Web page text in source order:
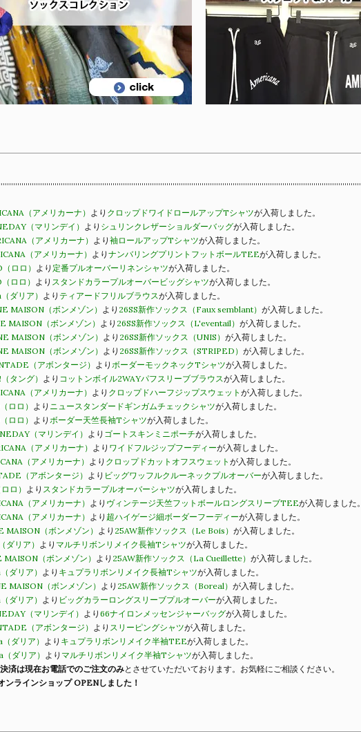
（アメリカーナ） より クロップドワイドロールアップTシャツが入荷しました。
（マリンデイ） より シュリンクレザーショルダーバッグが入荷しました。
（アメリカーナ） より 袖ロールアップTシャツが入荷しました。
（アメリカーナ） より ナンバリングプリントフットボールTEEが入荷しました。
ロロ） より 定番プルオーバーリネンシャツが入荷しました。
ロロ） より スタンドカラープルオーバービッグシャツが入荷しました。
ダリア） より ティアードフリルブラウスが入荷しました。
MAISON（ボンメゾン） より 26SS新作ソックス（Faux semblant） が入荷しました。
MAISON（ボンメゾン） より 26SS新作ソックス（L'eventail） が入荷しました。
MAISON（ボンメゾン） より 26SS新作ソックス（UNIS） が入荷しました。
MAISON（ボンメゾン） より 26SS新作ソックス（STRIPED） が入荷しました。
（アボンタージ） より ボーダーモックネックTシャツが入荷しました。
タング） より コットンボイル2WAYパフスリーブブラウスが入荷しました。
（アメリカーナ） より クロップドハーフジップスウェット が入荷しました。
ロロ） より ニュースタンダードギンガムチェックシャツが入荷しました。
ロロ） より ボーダー天竺長袖Tシャツが入荷しました。
（マリンデイ） より ゴートスキンミニポーチが入荷しました。
（アメリカーナ） より ワイドフルジップフーディーが入荷しました。
（アメリカーナ） より クロップドカットオフスウェット が入荷しました。
（アボンタージ） より ビッグワッフルクルーネックプルオーバーが入荷しました。
ロ） より スタンドカラープルオーバーシャツが入荷しました。
（アメリカーナ） より ヴィンテージ天竺フットボールロングスリーブTEEが入荷しました。
（アメリカーナ） より 超ハイゲージ細ボーダーフーディーが入荷しました。
MAISON（ボンメゾン） より 25AW新作ソックス（Le Bois） が入荷しました。
ダリア） より マルチリボンリメイク長袖Tシャツが入荷しました。
MAISON（ボンメゾン） より 25AW新作ソックス（La Cueillette） が入荷しました。
ダリア） より キュプラリボンリメイク長袖Tシャツが入荷しました。
MAISON（ボンメゾン） より 25AW新作ソックス（Boreal） が入荷しました。
ダリア） より ビッグカラーロングスリーブプルオーバーが入荷しました。
（マリンデイ） より 66ナイロンメッセンジャーバッグが入荷しました。
（アボンタージ） より スリーピングシャツが入荷しました。
ダリア） より キュプラリボンリメイク半袖TEEが入荷しました。
ダリア） より マルチリボンリメイク半袖Tシャツが入荷しました。
済は現在お電話でのご注文のみとさせていただいております。お気軽にご相談ください。
ンラインショップ OPENしました！